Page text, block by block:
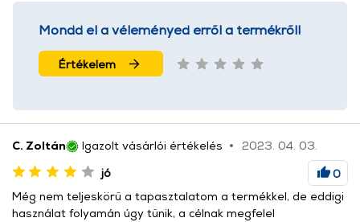
Mondd el a véleményed erről a termékről!
Értékelem
C. Zoltán Igazolt vásárlói értékelés
2023. 04. 03.
jó
0
Még nem teljeskörű a tapasztalatom a termékkel, de eddigi
használat folyamán úgy tűnik, a célnak megfelel